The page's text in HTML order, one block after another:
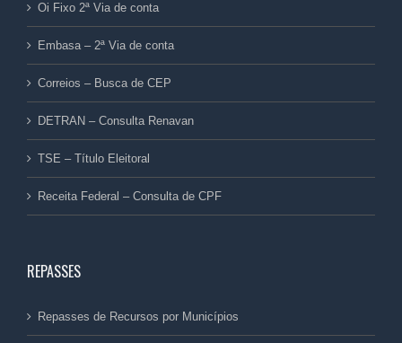
Oi Fixo 2ª Via de conta
Embasa – 2ª Via de conta
Correios – Busca de CEP
DETRAN – Consulta Renavan
TSE – Título Eleitoral
Receita Federal – Consulta de CPF
REPASSES
Repasses de Recursos por Municípios